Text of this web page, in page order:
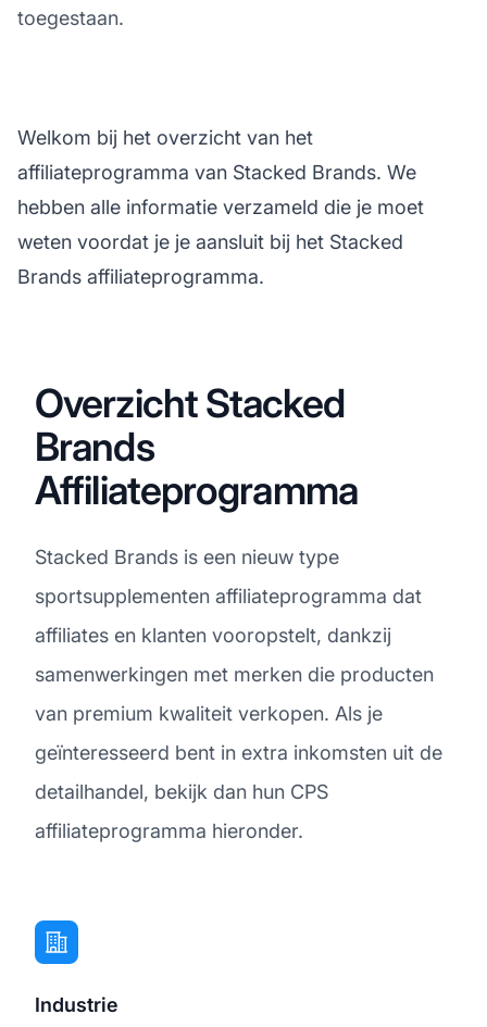
toegestaan.
Welkom bij het overzicht van het
affiliateprogramma van Stacked Brands. We
hebben alle informatie verzameld die je moet
weten voordat je je aansluit bij het Stacked
Brands affiliateprogramma.
Overzicht Stacked
Brands
Affiliateprogramma
Stacked Brands is een nieuw type
sportsupplementen affiliateprogramma dat
affiliates en klanten vooropstelt, dankzij
samenwerkingen met merken die producten
van premium kwaliteit verkopen. Als je
geïnteresseerd bent in extra inkomsten uit de
detailhandel, bekijk dan hun CPS
affiliateprogramma hieronder.
Industrie